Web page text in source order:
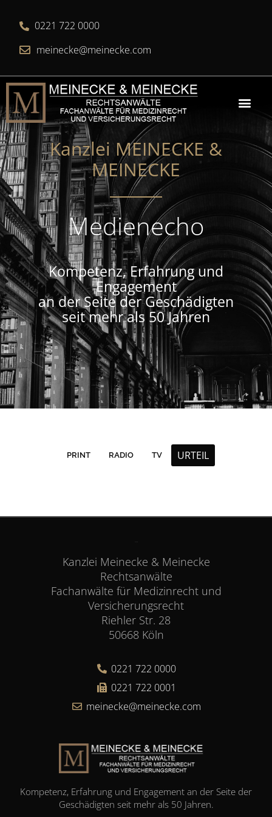
0221 722 0000
meinecke@meinecke.com
Kanzlei MEINECKE &
MEINECKE​
Medienecho
Kompetenz, Erfahrung und
Engagement
an der Seite der Geschädigten
seit mehr als 50 Jahren
PRINT RADIO TV URTEIL
Kanzlei Meinecke & Meinecke
Rechtsanwälte
Fachanwälte für Medizinrecht und
Versicherungsrecht
Riehler Str. 28
50668 Köln
0221 722 0000
0221 722 0001
meinecke@meinecke.com
Kompetenz, Erfahrung und Engagement an der Seite der
Geschädigten seit mehr als 50 Jahren.